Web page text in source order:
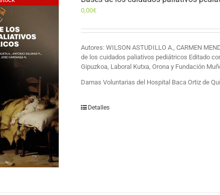
0,00€
Autores: WILSON ASTUDILLO A., CARMEN
de los cuidados paliativos pediátricos Editado
Gipuzkoa, Laboral Kutxa, Orona y Fundación
Damas Voluntarias del Hospital Baca Ortiz de
Detalles